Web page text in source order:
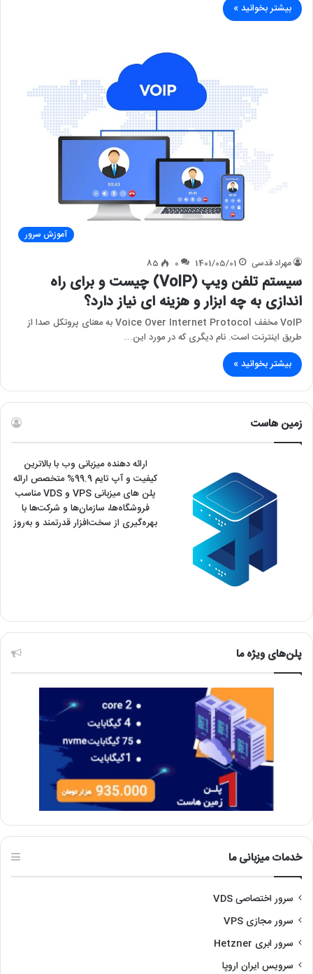
بیشتر بخوانید »
آموزش سرور
مهراد قدسی 1401/05/01
0
85
سیستم تلفن ویپ (VoIP) چیست و برای راه
اندازی به چه ابزار و هزینه ای نیاز دارد؟
VoIP مخفف Voice Over Internet Protocol به معنای پروتکل صدا از
طریق اینترنت است. نام دیگری که در مورد این…
بیشتر بخوانید »
زمین هاست
ارائه دهنده میزبانی وب با بالاترین
کیفیت و آپ تایم 99.9% متخصص ارائه
پلن های میزبانی VPS و VDS مناسب
فروشگاه‌ها، سازمان‌ها و شرکت‌ها با
بهره‌گیری از سخت‌افزار قدرتمند و به‌روز
پلن‌های ویژه ما
خدمات میزبانی ما
سرور اختصاصی VDS
سرور مجازی VPS
سرور ابری Hetzner
سرویس ایران اروپا